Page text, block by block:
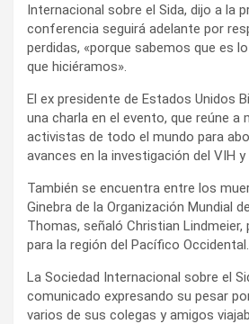
Internacional sobre el Sida, dijo a la
conferencia seguirá adelante por
perdidas, «porque sabemos que es
que hiciéramos».
El ex presidente de Estados Unidos
una charla en el evento, que reúne
activistas de todo el mundo para
avances en la investigación del VIH y
También se encuentra entre los
Ginebra de la Organización Mundial
Thomas, señaló Christian Lindmeier,
para la región del Pacífico Occidental.
La Sociedad Internacional sobre el
comunicado expresando su pesar
varios de sus colegas y amigos